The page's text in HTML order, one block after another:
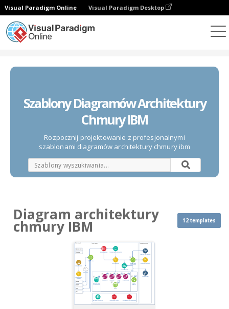
Visual Paradigm Online Visual Paradigm Desktop
Szablony Diagramów Architektury
Chmury IBM
Rozpocznij projektowanie z profesjonalnymi
szablonami diagramów architektury chmury ibm
Diagram architektury
chmury IBM 12 templates